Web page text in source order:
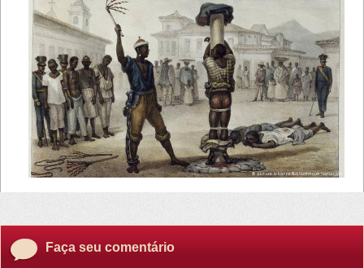
Faça seu comentário